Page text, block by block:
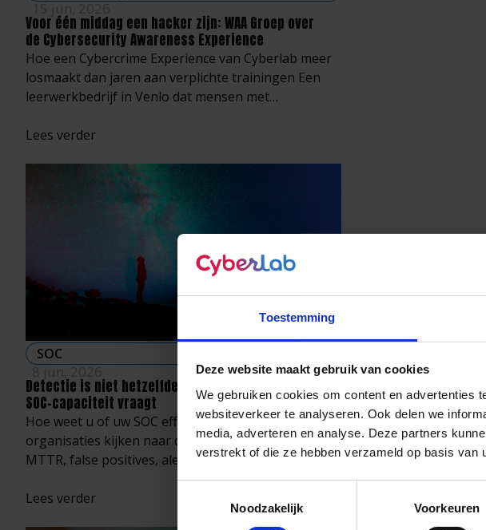
Toestemming
Deze website maakt gebruik van cookies
We gebruiken cookies om content en advertenties
websiteverkeer te analyseren. Ook delen we
media, adverteren en analyse. Deze partners
verstrekt of die ze hebben verzameld op basis van
Noodzakelijk
Voorkeuren
Voor één middag een hacker zijn: WAA Groep over
de Cybersecurity Awareness Experience
Hoe een Cybercrime Experience van Cyberlab meer
losmaakt dan jaren aan verplichte trainingen Een
leerwerkbedrijf in Venlo dat mensen met…
Lees verder
SOC
Detectie is niet hetzelfde als inzicht: wat moderne
SOC-capaciteit vraagt
Hoe weet u of uw SOC effectief is? De meeste
organisaties kijken naar dezelfde cijfers: MTTD,
MTTR, false positives, alertvolumes….
Lees verder